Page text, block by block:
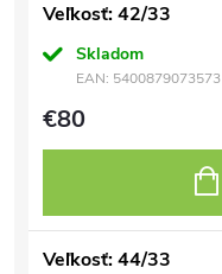
Veľkosť: 42/33
Skladom
EAN: 5400879073573
€80
Veľkosť: 44/33